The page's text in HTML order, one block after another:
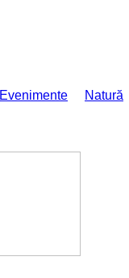
Evenimente
Natură